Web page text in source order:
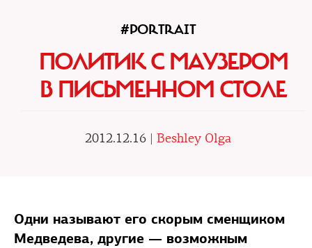
#PORTRAIT
ПОЛИТИК С МАУЗЕРОМ
В ПИСЬМЕННОМ СТОЛЕ
2012.12.16 | Beshley Olga
Одни называют его скорым сменщиком
Медведева, другие — возможным